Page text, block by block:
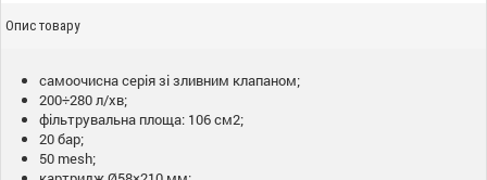
Опис товару
самоочисна серія зі зливним клапаном;
200÷280 л/хв;
фільтрувальна площа: 106 см2;
20 бар;
50 mesh;